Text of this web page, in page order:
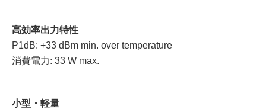
高効率出力特性
P1dB: +33 dBm min. over temperature
消費電力: 33 W max.
小型・軽量